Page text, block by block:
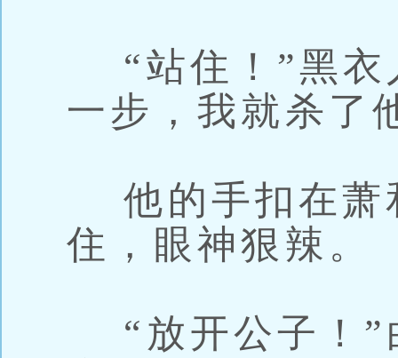
“站住！”黑衣
一步，我就杀了
他的手扣在萧
住，眼神狠辣。
“放开公子！”